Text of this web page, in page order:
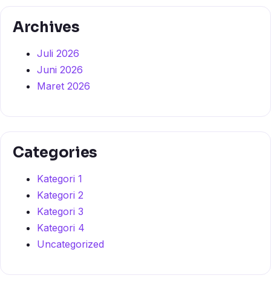
Archives
Juli 2026
Juni 2026
Maret 2026
Categories
Kategori 1
Kategori 2
Kategori 3
Kategori 4
Uncategorized